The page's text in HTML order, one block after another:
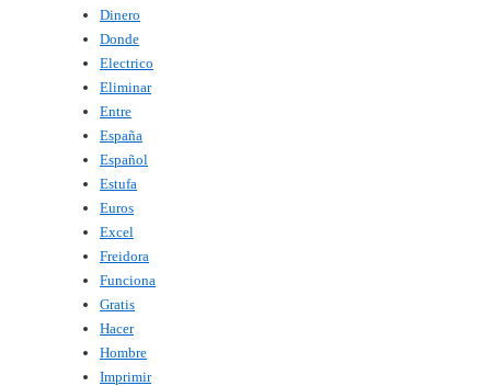
Dinero
Donde
Electrico
Eliminar
Entre
España
Español
Estufa
Euros
Excel
Freidora
Funciona
Gratis
Hacer
Hombre
Imprimir